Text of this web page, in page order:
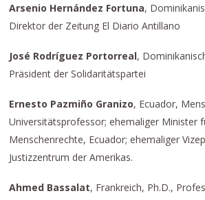
Arsenio Hernández Fortuna,
Direktor der Zeitung El Diario Antillano
José Rodríguez Portorreal,
Präsident der Solidaritätspartei
Ernesto Pazmiño Granizo, Ecuador,
Universitätsprofessor; ehemaliger Minister
Menschenrechte, Ecuador; ehemaliger
Justizzentrum der Amerikas.
Ahmed Bassalat, Frankreich, Ph.D.,